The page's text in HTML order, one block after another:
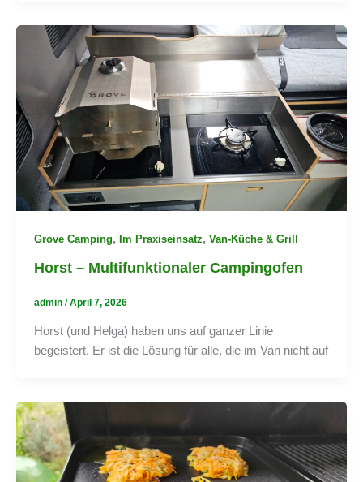
Grove Camping, Im Praxiseinsatz, Van-Küche & Grill
Horst – Multifunktionaler Campingofen
admin /April 7, 2026
Horst (und Helga) haben uns auf ganzer Linie
begeistert. Er ist die Lösung für alle, die im Van nicht auf